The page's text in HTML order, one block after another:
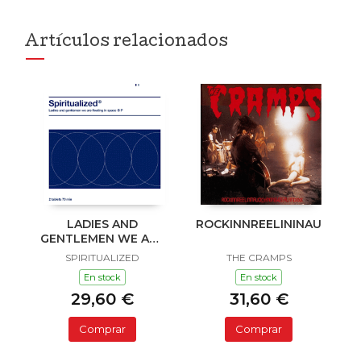
Artículos relacionados
LADIES AND
GENTLEMEN WE ARE
FLOATING IN SPACE
SPIRITUALIZED
En stock
29,60 €
Comprar
THE CRAMPS
En stock
31,60 €
Comprar